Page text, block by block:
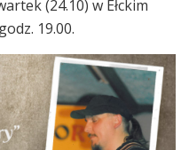
(24.10) w Ełckim
19.00.